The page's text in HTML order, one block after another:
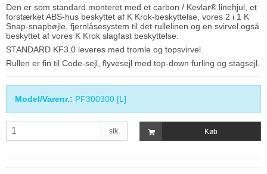
Den er som standard monteret med et carbon / Kevlar® linehjul, et
forstærket ABS-hus beskyttet af K Krok-beskyttelse, vores 2 i 1 K
Snap-snapbøjle, fjernlåsesystem til det rullelinen og en svirvel også
beskyttet af vores K Krok slagfast beskyttelse.
STANDARD KF3.0 leveres med tromle og topsvirvel.
Rullen er fin til Code-sejl, flyvesejl med top-down furling og stagsejl.
Model/Varenr.: PF300300 [L]
stk. Køb